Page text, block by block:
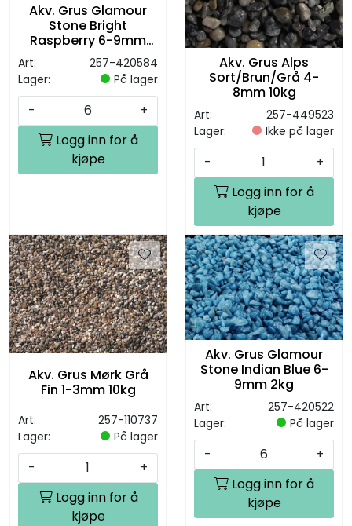
Akv. Grus Glamour
Stone Bright
Raspberry 6-9mm
2kg
Art:
257-420584
Lager:
På lager
-
+
Logg inn for å
kjøpe
Akv. Grus Alps
Sort/Brun/Grå 4-
8mm 10kg
Art:
257-449523
Lager:
Ikke på lager
-
+
Logg inn for å
kjøpe
Akv. Grus Mørk Grå
Fin 1-3mm 10kg
Art:
257-110737
Lager:
På lager
-
+
Logg inn for å
kjøpe
Akv. Grus Glamour
Stone Indian Blue 6-
9mm 2kg
Art:
257-420522
Lager:
På lager
-
+
Logg inn for å
kjøpe